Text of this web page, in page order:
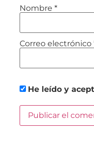
Nombre *
Correo electrónico
He leído y